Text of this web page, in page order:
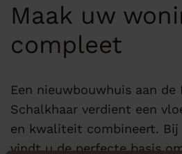
Maak uw
compleet
Een nieuwbouwhuis aan de
Schalkhaar verdient een
en kwaliteit combineert. Bij
vindt u de perfecte basis